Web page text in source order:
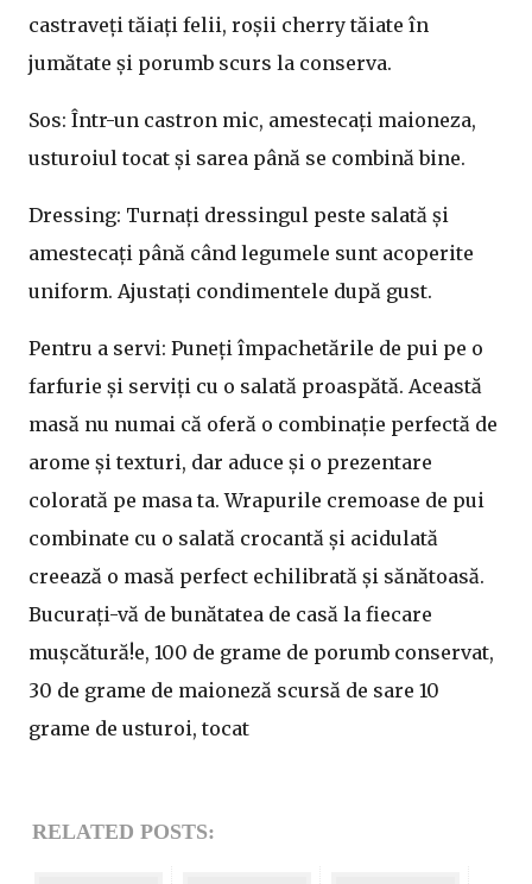
castraveți tăiați felii, roșii cherry tăiate în
jumătate și porumb scurs la conserva.
Sos: Într-un castron mic, amestecați maioneza,
usturoiul tocat și sarea până se combină bine.
Dressing: Turnați dressingul peste salată și
amestecați până când legumele sunt acoperite
uniform. Ajustați condimentele după gust.
Pentru a servi: Puneți împachetările de pui pe o
farfurie și serviți cu o salată proaspătă. Această
masă nu numai că oferă o combinație perfectă de
arome și texturi, dar aduce și o prezentare
colorată pe masa ta. Wrapurile cremoase de pui
combinate cu o salată crocantă și acidulată
creează o masă perfect echilibrată și sănătoasă.
Bucurați-vă de bunătatea de casă la fiecare
mușcătură!e, 100 de grame de porumb conservat,
30 de grame de maioneză scursă de sare 10
grame de usturoi, tocat
RELATED POSTS: